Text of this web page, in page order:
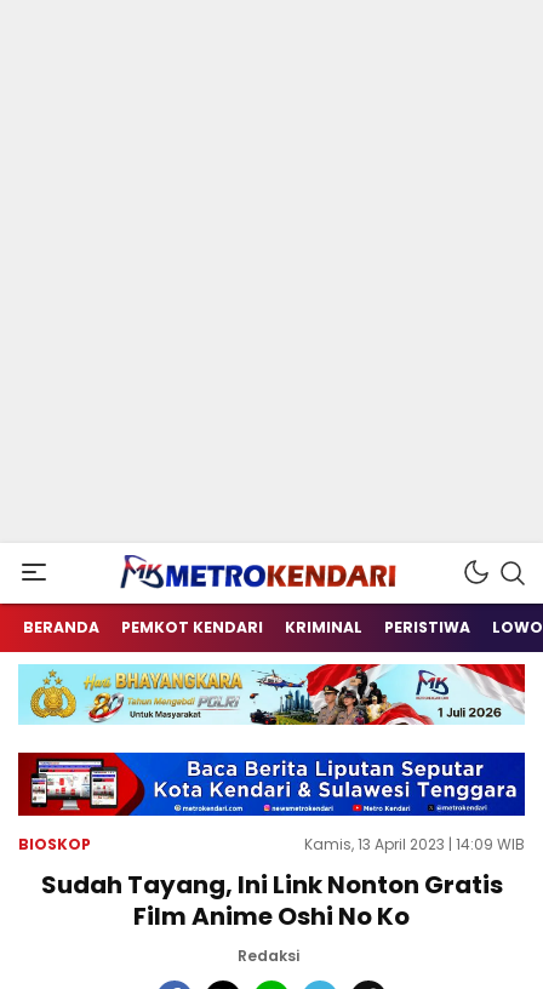
metrokendari
Berita Terkini Sulawesi Tenggara
BERANDA PEMKOT KENDARI KRIMINAL PERISTIWA
BIOSKOP Kamis, 13 April 2023 | 14:09 WIB
Sudah Tayang, Ini Link Nonton Gratis
Film Anime Oshi No Ko
Redaksi